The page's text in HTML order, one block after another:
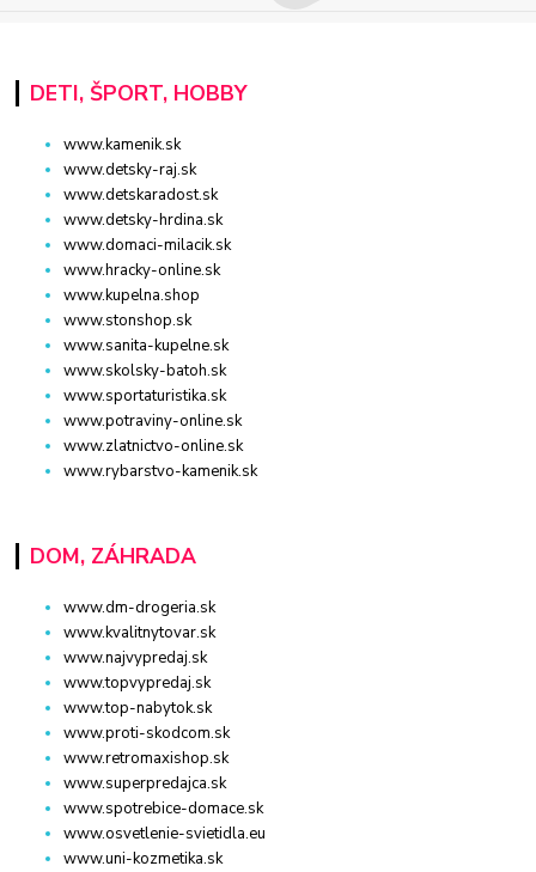
DETI, ŠPORT, HOBBY
www.kamenik.sk
www.detsky-raj.sk
www.detskaradost.sk
www.detsky-hrdina.sk
www.domaci-milacik.sk
www.hracky-online.sk
www.kupelna.shop
www.stonshop.sk
www.sanita-kupelne.sk
www.skolsky-batoh.sk
www.sportaturistika.sk
www.potraviny-online.sk
www.zlatnictvo-online.sk
www.rybarstvo-kamenik.sk
DOM, ZÁHRADA
www.dm-drogeria.sk
www.kvalitnytovar.sk
www.najvypredaj.sk
www.topvypredaj.sk
www.top-nabytok.sk
www.proti-skodcom.sk
www.retromaxishop.sk
www.superpredajca.sk
www.spotrebice-domace.sk
www.osvetlenie-svietidla.eu
www.uni-kozmetika.sk